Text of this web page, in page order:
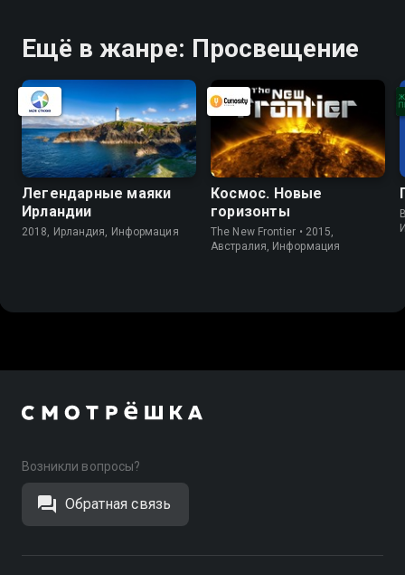
Ещё в жанре: Просвещение
Легендарные маяки
Ирландии
2018, Ирландия, Информация
Космос. Новые
горизонты
The New Frontier • 2015,
Австралия, Информация
Возникли вопросы?
Обратная связь